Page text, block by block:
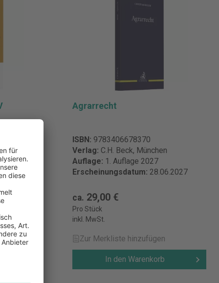
Agrarrecht
ISBN: 9783406678370
Verlag: C.H. Beck, München
Auflage: 1. Auflage 2027
Erscheinungsdatum: 28.06.2027
ca. 29,00 €
Pro Stück
inkl. MwSt.
Zur Merkliste hinzufügen
In den Warenkorb